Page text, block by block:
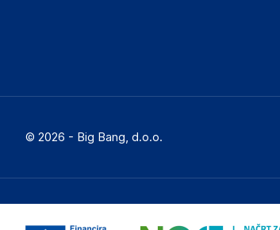
© 2026 - Big Bang, d.o.o.